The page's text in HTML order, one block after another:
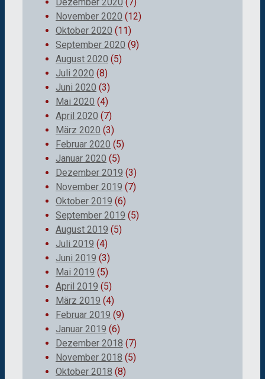
November 2020 (12)
Oktober 2020 (11)
September 2020 (9)
August 2020 (5)
Juli 2020 (8)
Juni 2020 (3)
Mai 2020 (4)
April 2020 (7)
März 2020 (3)
Februar 2020 (5)
Januar 2020 (5)
Dezember 2019 (3)
November 2019 (7)
Oktober 2019 (6)
September 2019 (5)
August 2019 (5)
Juli 2019 (4)
Juni 2019 (3)
Mai 2019 (5)
April 2019 (5)
März 2019 (4)
Februar 2019 (9)
Januar 2019 (6)
Dezember 2018 (7)
November 2018 (5)
Oktober 2018 (8)